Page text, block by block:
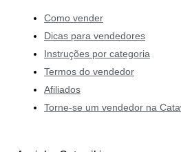
Como vender
Dicas para vendedores
Instruções por categoria
Termos do vendedor
Afiliados
Torne-se um vendedor na